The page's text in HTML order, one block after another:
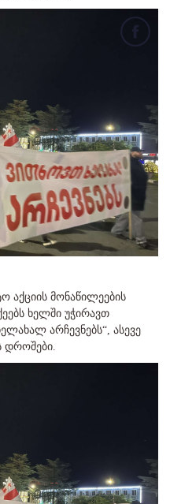
აქციის მონაწილეების
ხელში უჭირავთ
არჩევნებს“, ასევე
დროშები.